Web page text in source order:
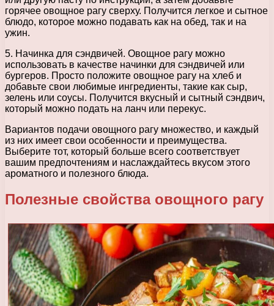
горячее овощное рагу сверху. Получится легкое и сытное
блюдо, которое можно подавать как на обед, так и на
ужин.
5. Начинка для сэндвичей. Овощное рагу можно
использовать в качестве начинки для сэндвичей или
бургеров. Просто положите овощное рагу на хлеб и
добавьте свои любимые ингредиенты, такие как сыр,
зелень или соусы. Получится вкусный и сытный сэндвич,
который можно подать на ланч или перекус.
Вариантов подачи овощного рагу множество, и каждый
из них имеет свои особенности и преимущества.
Выберите тот, который больше всего соответствует
вашим предпочтениям и наслаждайтесь вкусом этого
ароматного и полезного блюда.
Полезные свойства овощного рагу